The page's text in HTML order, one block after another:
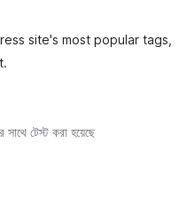
site's most popular tags,
টেস্ট করা হয়েছে